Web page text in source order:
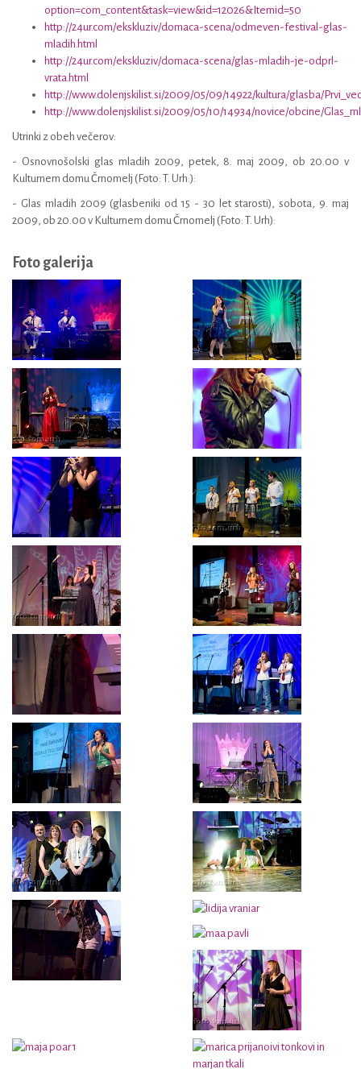
option=com_content&task=view&id=12026&Itemid=50
http://24ur.com/ekskluziv/domaca-scena/odmeven-festival-glas-
mladih.html
http://24ur.com/ekskluziv/domaca-scena/glas-mladih-je-odprl-
vrata.html
http://www.dolenjskilist.si/2009/05/09/14922/kultura/glasba/
http://www.dolenjskilist.si/2009/05/10/14934/novice/obcine/
Utrinki z obeh večerov:
- Osnovnošolski glas mladih 2009, petek, 8. maj 2009, ob 20.00 v
Kulturnem domu Črnomelj (Foto: T. Urh:):
- Glas mladih 2009 (glasbeniki od 15 - 30 let starosti), sobota, 9. maj
2009, ob 20.00 v Kulturnem domu Črnomelj (Foto: T. Urh):
Foto galerija